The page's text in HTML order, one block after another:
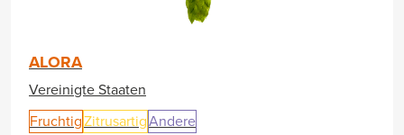
ALORA
Vereinigte Staaten
FruchtigZitrusartigAndere